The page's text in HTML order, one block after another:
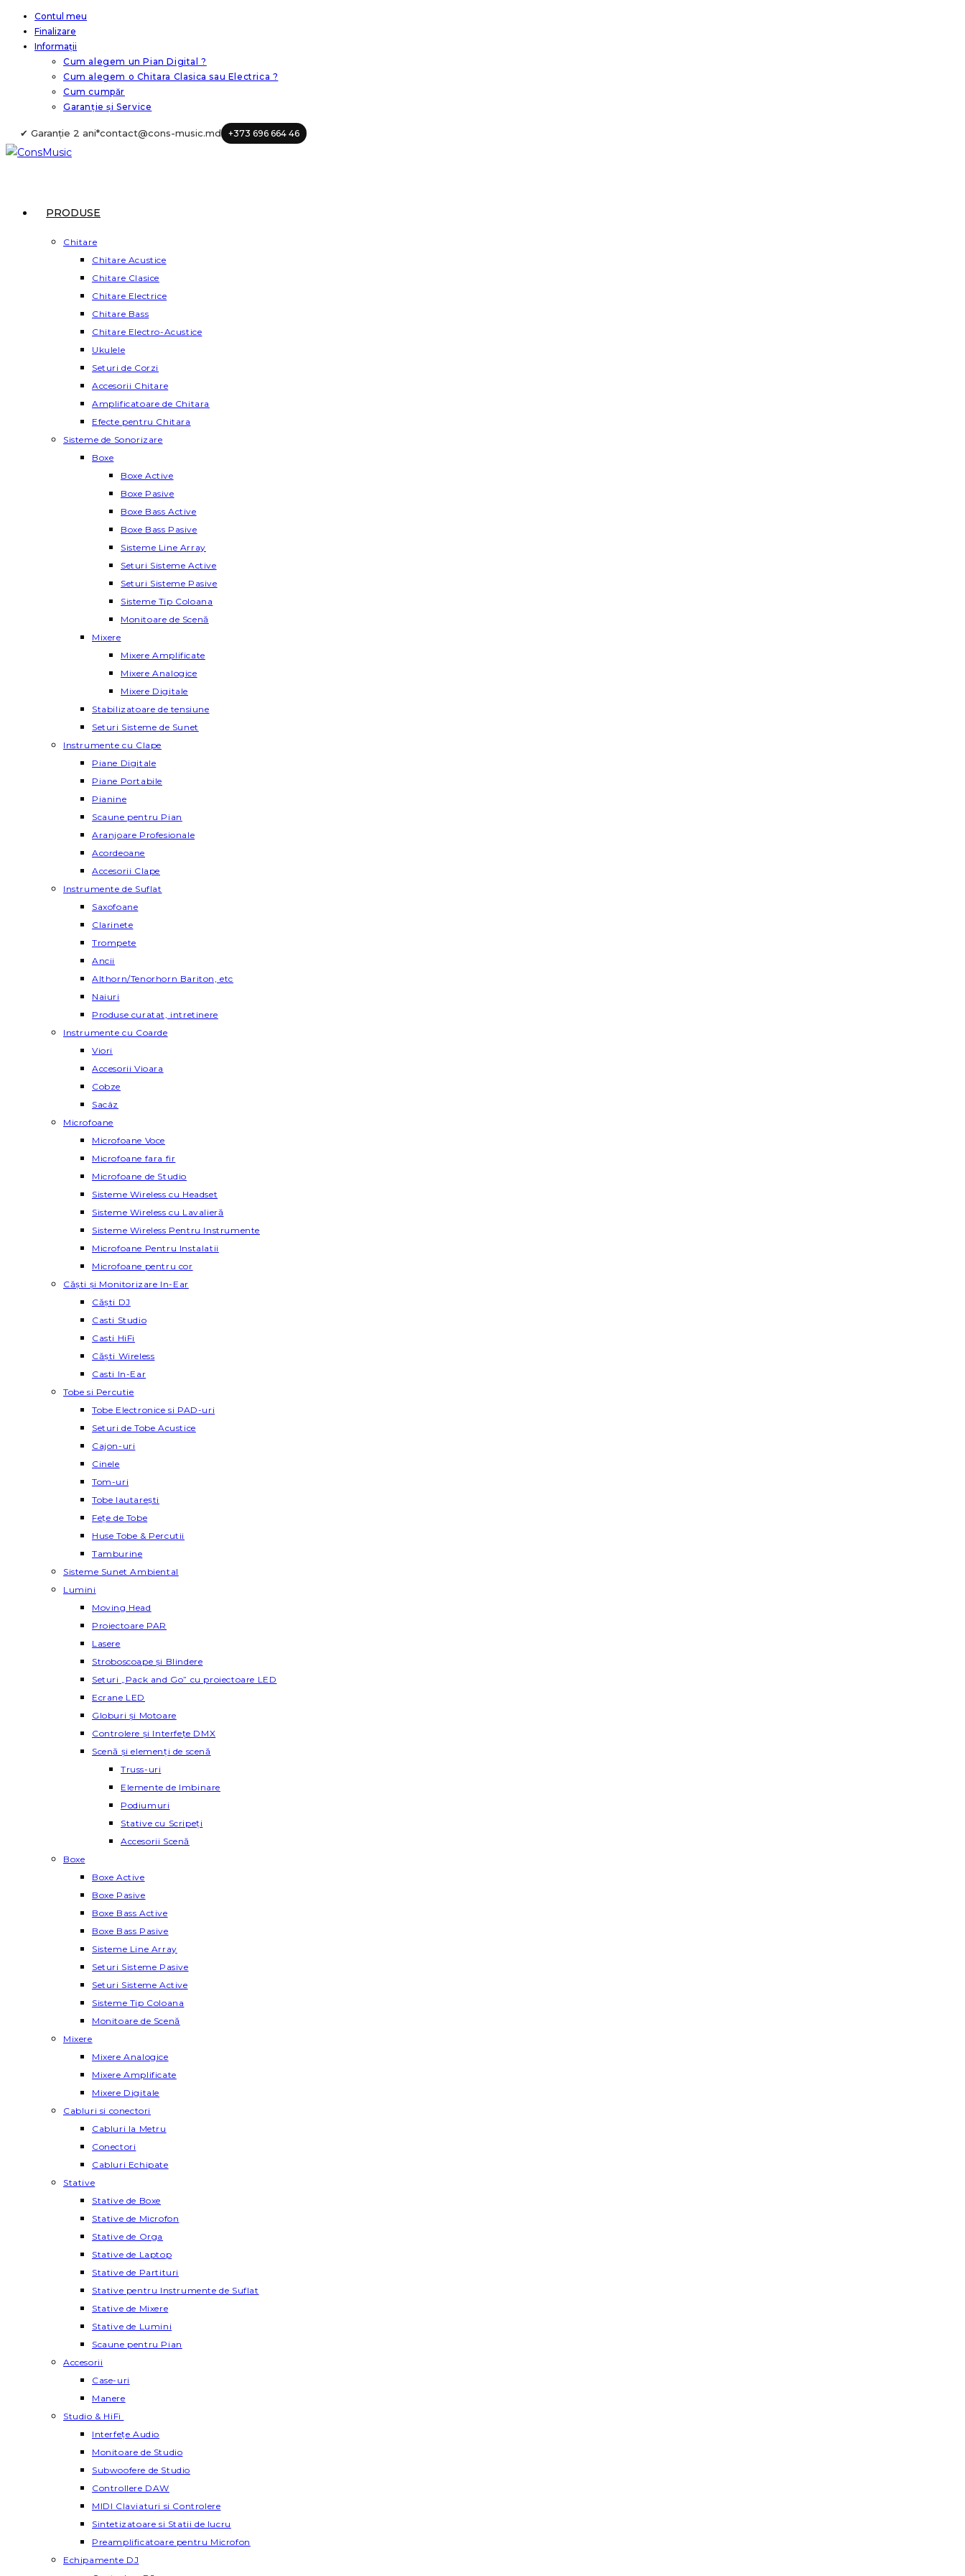
Skip
content
Contul meu
Finalizare
Informații
Cum alegem un Pian Digital ?
Cum alegem o Chitara Clasica sau Electrica ?
Cum cumpăr
Garanție și Service
✔ Garanție 2 ani*contact@cons-music.md +373 696 664 46
PRODUSE
Chitare
Chitare Acustice
Chitare Clasice
Chitare Electrice
Chitare Bass
Chitare Electro-Acustice
Ukulele
Seturi de Corzi
Accesorii Chitare
Amplificatoare de Chitara
Efecte pentru Chitara
Sisteme de Sonorizare
Boxe
Boxe Active
Boxe Pasive
Boxe Bass Active
Boxe Bass Pasive
Sisteme Line Array
Seturi Sisteme Active
Seturi Sisteme Pasive
Sisteme Tip Coloana
Monitoare de Scenă
Mixere
Mixere Amplificate
Mixere Analogice
Mixere Digitale
Stabilizatoare de tensiune
Seturi Sisteme de Sunet
Instrumente cu Clape
Piane Digitale
Piane Portabile
Pianine
Scaune pentru Pian
Aranjoare Profesionale
Acordeoane
Accesorii Clape
Instrumente de Suflat
Saxofoane
Clarinete
Trompete
Ancii
Althorn/Tenorhorn Bariton, etc
Naiuri
Produse curatat, intretinere
Instrumente cu Coarde
Viori
Accesorii Vioara
Cobze
Sacâz
Microfoane
Microfoane Voce
Microfoane fara fir
Microfoane de Studio
Sisteme Wireless cu Headset
Sisteme Wireless cu Lavalieră
Sisteme Wireless Pentru Instrumente
Microfoane Pentru Instalatii
Microfoane pentru cor
Căști și Monitorizare In-Ear
Căști DJ
Casti Studio
Casti HiFi
Căști Wireless
Casti In-Ear
Tobe si Percutie
Tobe Electronice si PAD-uri
Seturi de Tobe Acustice
Cajon-uri
Cinele
Tom-uri
Tobe lautareşti
Fețe de Tobe
Huse Tobe & Percutii
Tamburine
Sisteme Sunet Ambiental
Lumini
Moving Head
Proiectoare PAR
Lasere
Stroboscoape și Blindere
Seturi „Pack and Go” cu proiectoare LED
Ecrane LED
Globuri și Motoare
Controlere și Interfețe DMX
Scenă și elemenți de scenă
Truss-uri
Elemente de Imbinare
Podiumuri
Stative cu Scripeți
Accesorii Scenă
Boxe
Boxe Active
Boxe Pasive
Boxe Bass Active
Boxe Bass Pasive
Sisteme Line Array
Seturi Sisteme Pasive
Seturi Sisteme Active
Sisteme Tip Coloana
Monitoare de Scenă
Mixere
Mixere Analogice
Mixere Amplificate
Mixere Digitale
Cabluri si conectori
Cabluri la Metru
Conectori
Cabluri Echipate
Stative
Stative de Boxe
Stative de Microfon
Stative de Orga
Stative de Laptop
Stative de Partituri
Stative pentru Instrumente de Suflat
Stative de Mixere
Stative de Lumini
Scaune pentru Pian
Accesorii
Case-uri
Manere
Studio & HiFi
Interfețe Audio
Monitoare de Studio
Subwoofere de Studio
Controllere DAW
MIDI Claviaturi si Controlere
Sintetizatoare si Statii de lucru
Preamplificatoare pentru Microfon
Echipamente DJ